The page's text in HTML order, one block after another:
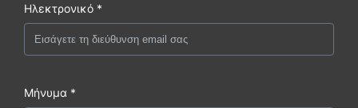
Ηλεκτρονικό *
Μήνυμα *